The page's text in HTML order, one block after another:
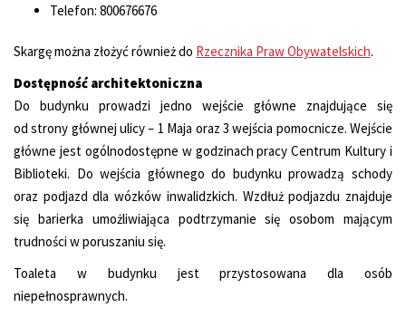
Telefon: 800676676
Skargę można złożyć również do Rzecznika Praw Obywatelskich.
Dostępność architektoniczna
Do budynku prowadzi jedno wejście główne znajdujące się
od strony głównej ulicy – 1 Maja oraz 3 wejścia pomocnicze. Wejście
główne jest ogólnodostępne w godzinach pracy Centrum Kultury i
Biblioteki. Do wejścia głównego do budynku prowadzą schody
oraz podjazd dla wózków inwalidzkich. Wzdłuż podjazdu znajduje
się barierka umożliwiająca podtrzymanie się osobom mającym
trudności w poruszaniu się.
Toaleta w budynku jest przystosowana dla osób
niepełnosprawnych.